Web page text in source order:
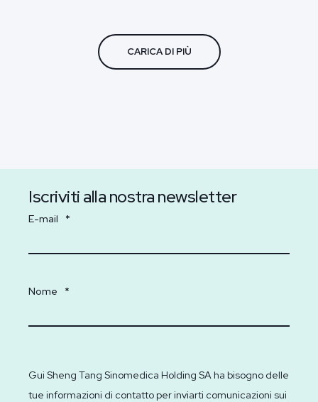
CARICA DI PIÙ
Iscriviti alla nostra newsletter
E-mail *
Nome *
Gui Sheng Tang Sinomedica Holding SA ha bisogno delle
tue informazioni di contatto per inviarti comunicazioni sui